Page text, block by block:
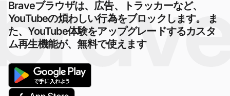
Braveブラウザは、広告、トラッカーなど、
YouTubeの煩わしい行為をブロックします。 ま
た、YouTube体験をアップグレードするカスタ
ム再生機能が、無料で使えます